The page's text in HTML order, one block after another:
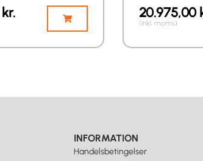
kr. 20.975,00
(inkl. moms)
INFORMATION
Handelsbetingelser